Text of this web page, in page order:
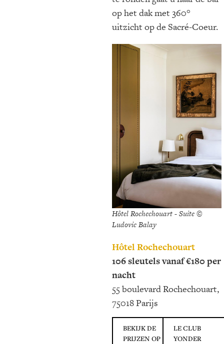
op het dak met 360°
uitzicht op de Sacré-Coeur.
Hôtel Rochechouart - Suite ©
Ludovic Balay
Hôtel Rochechouart
106 sleutels vanaf €180 per
nacht
55 boulevard Rochechouart,
75018 Parijs
BEKIJK DE
PRIJZEN OP
LE CLUB
YONDER